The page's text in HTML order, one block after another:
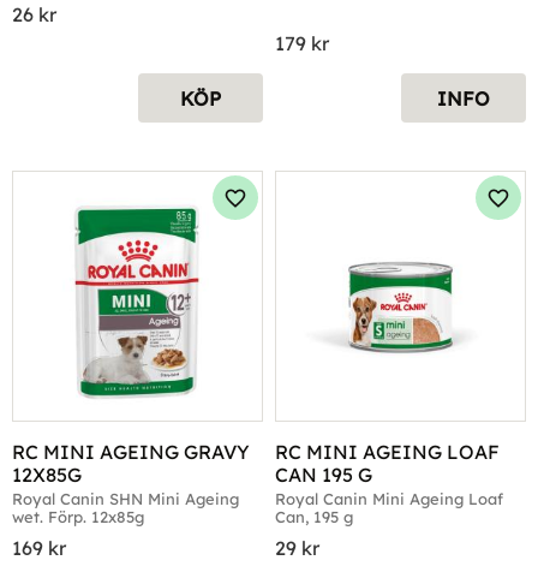
26 kr
KÖP
179 kr
INFO
RC MINI AGEING GRAVY
12X85G
Royal Canin SHN Mini Ageing
wet. Förp. 12x85g
169 kr
Lägg till i favoriter
RC MINI AGEING LOAF
CAN 195 G
Royal Canin Mini Ageing Loaf
Can, 195 g
29 kr